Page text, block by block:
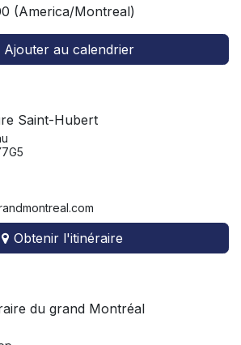
(America/Montreal)
Ajouter au calendrier
Saint-Hubert
Obtenir l'itinéraire
du grand Montréal